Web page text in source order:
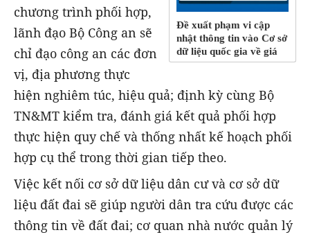
Đề xuất phạm vi cập
nhật thông tin vào Cơ sở
dữ liệu quốc gia về giá
chương trình phối hợp,
lãnh đạo Bộ Công an sẽ
chỉ đạo công an các đơn
vị, địa phương thực
hiện nghiêm túc, hiệu quả; định kỳ cùng Bộ
TN&MT kiểm tra, đánh giá kết quả phối hợp
thực hiện quy chế và thống nhất kế hoạch phối
hợp cụ thể trong thời gian tiếp theo.
Việc kết nối cơ sở dữ liệu dân cư và cơ sở dữ
liệu đất đai sẽ giúp người dân tra cứu được các
thông tin về đất đai; cơ quan nhà nước quản lý